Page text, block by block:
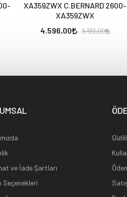
XA359ZWX C.BERNARD 2600-
XA359ZWX
4.596,00
9.192,00
ve İade Şartları
Seçenekleri